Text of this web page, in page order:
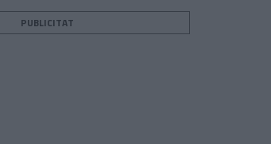
PUBLICITAT